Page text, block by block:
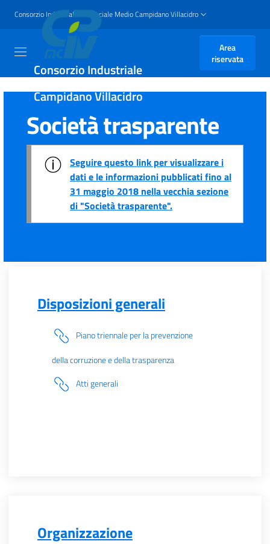
Consorzio Industriale Provinciale Medio Campidano Villacidro
Consorzio Industriale
Provinciale Medio
Campidano Villacidro
Area
riservata
Società trasparente
Seguire questo link per visualizzare i
dati e le informazioni pubblicati fino al
31 maggio 2018 nella vecchia sezione
di "Società trasparente".
Disposizioni generali
Piano triennale per la prevenzione
della corruzione e della trasparenza
Atti generali
Organizzazione